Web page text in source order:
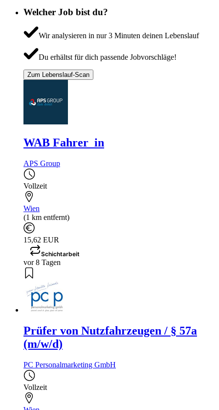
Welcher Job bist du?
Wir analysieren in nur 3 Minuten deinen Lebenslauf
Du erhältst für dich passende Jobvorschläge!
Zum Lebenslauf-Scan
WAB Fahrer_in
APS Group
Vollzeit
Wien
(1 km entfernt)
15,62 EUR
Schichtarbeit
vor 8 Tagen
Prüfer von Nutzfahrzeugen / § 57a
(m/w/d)
PC Personalmarketing GmbH
Vollzeit